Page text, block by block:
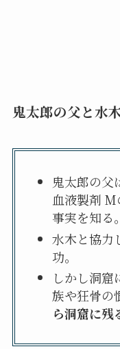
鬼太郎の父と水
鬼太郎の父
血液製剤
事実を知る。
水木と協力
功。
しかし洞窟
族や狂骨の
ら洞窟に残